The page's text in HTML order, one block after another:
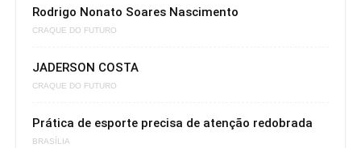
Rodrigo Nonato Soares Nascimento
CRAQUE DO FUTURO
JADERSON COSTA
CRAQUE DO FUTURO
Prática de esporte precisa de atenção redobrada
BRASÍLIA